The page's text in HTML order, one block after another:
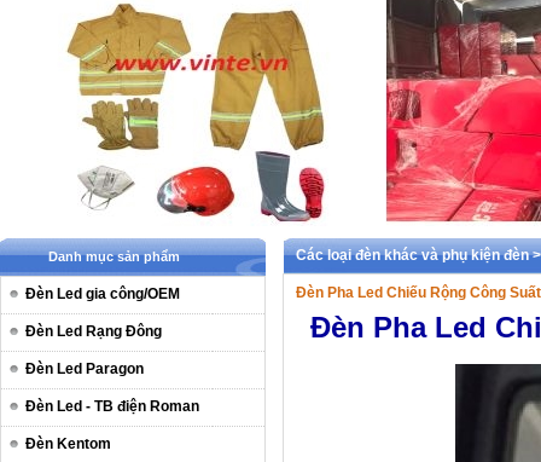
Danh mục sản phẩm
Đèn Led gia công/OEM
Đèn Led Rạng Đông
Đèn Led Paragon
Đèn Led - TB điện Roman
Đèn Kentom
Các loại đèn khác và phụ kiện đèn
Đèn Pha Led Chiếu Rộng Công
Đèn Pha Led